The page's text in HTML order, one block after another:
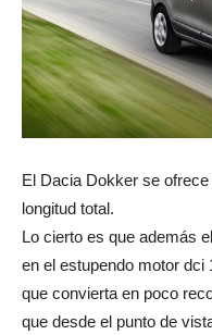
El Dacia Dokker se
longitud total.
Lo cierto es que además
en el estupendo motor dci
que convierta en poco
que desde el punto de